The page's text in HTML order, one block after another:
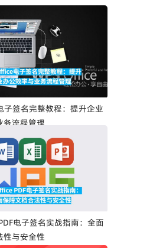
子签名完整教程：提升企业
务流程管理
电子签名实战指南：全面
性与安全性